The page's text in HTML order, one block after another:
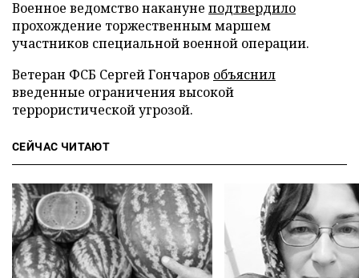
Военное ведомство накануне подтвердило
прохождение торжественным маршем
участников специальной военной операции.
Ветеран ФСБ Сергей Гончаров объяснил
введенные ограничения высокой
террористической угрозой.
СЕЙЧАС ЧИТАЮТ